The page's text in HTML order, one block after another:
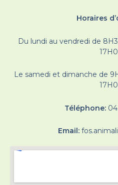
Horaires
Du lundi au vendredi de
Le samedi et dimanche de
Téléphone:
Email: